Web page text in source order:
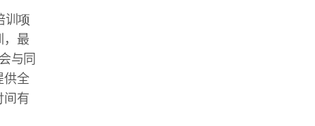
训项
，最
与同
供全
间有